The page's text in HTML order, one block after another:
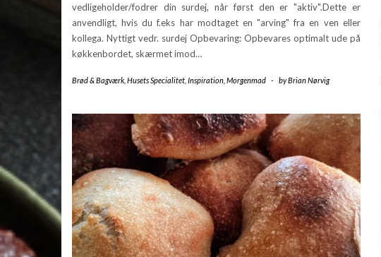
vedligeholder/fodrer din surdej, når først den er "aktiv".Dette er
anvendligt, hvis du f.eks har modtaget en "arving" fra en ven eller
kollega. Nyttigt vedr. surdej Opbevaring: Opbevares optimalt ude på
køkkenbordet, skærmet imod…
Brød & Bagværk Husets Specialitet Inspiration Morgenmad - byBrian Nørvig